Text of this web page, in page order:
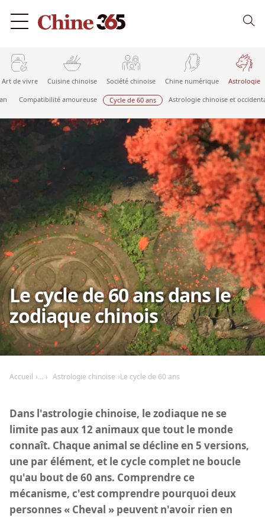
Art de vivre Cuisine chinoise Société chinoise Chine numérique Astrologie
Compatibilité amoureuse Cycle de 60 ans Astrologie chinoise et
Le cycle de 60 ans dans le
zodiaque chinois
Accueil Astrologie chinoise Le cycle de 60 ans
Dans l'astrologie chinoise, le zodiaque ne se
limite pas aux 12 animaux que tout le monde
connaît. Chaque animal se décline en 5 versions,
une par élément, et le cycle complet ne boucle
qu'au bout de 60 ans. Comprendre ce
mécanisme, c'est comprendre pourquoi deux
personnes « Cheval » peuvent n'avoir rien en